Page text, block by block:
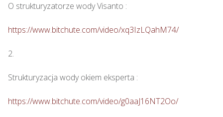
O strukturyzatorze wody Visanto :
https://www.bitchute.com/video/xq3IzLQahM74/
2.
Strukturyzacja wody okiem eksperta :
https://www.bitchute.com/video/g0aaJ16NT2Oo/